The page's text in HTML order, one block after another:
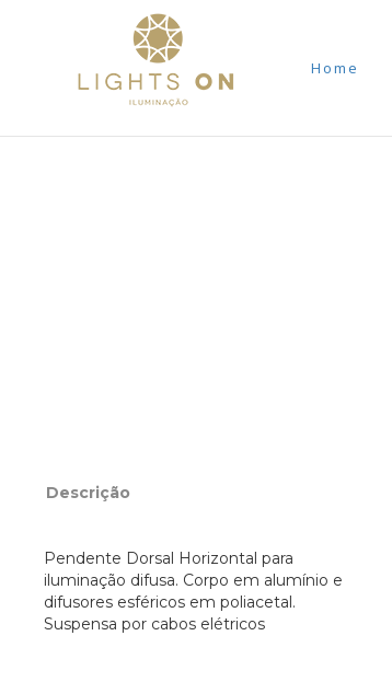
Home
Descrição
Pendente Dorsal Horizontal para
iluminação difusa. Corpo em alumínio e
difusores esféricos em poliacetal.
Suspensa por cabos elétricos